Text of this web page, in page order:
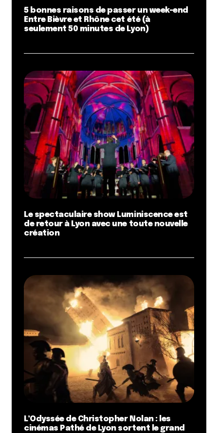
5 bonnes raisons de passer un week-end
Entre Bièvre et Rhône cet été (à
seulement 50 minutes de Lyon)
Le spectaculaire show Luminiscence est
de retour à Lyon avec une toute nouvelle
création
L’Odyssée de Christopher Nolan : les
cinémas Pathé de Lyon sortent le grand